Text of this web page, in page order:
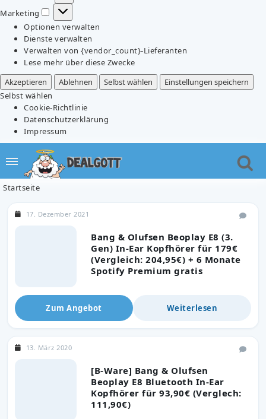
Marketing
Marketing
Optionen verwalten
Dienste verwalten
Verwalten von {vendor_count}-Lieferanten
Lese mehr über diese Zwecke
Akzeptieren
Ablehnen Selbst wählen
Einstellungen speichern
Selbst wählen
Cookie-Richtlinie
Datenschutzerklärung
Impressum
Startseite
Bang & Olufsen Beoplay E8 (3.
Gen) In-Ear Kopfhörer für 179€
(Vergleich: 204,95€) + 6 Monate
Spotify Premium gratis
17. Dezember 2021
Zum Angebot Weiterlesen
[B-Ware] Bang & Olufsen
Beoplay E8 Bluetooth In-Ear
Kopfhörer für 93,90€ (Verglech:
111,90€)
13. März 2020